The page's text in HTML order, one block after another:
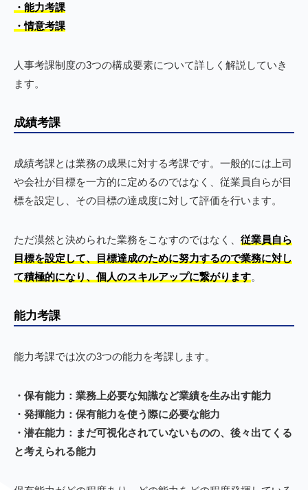
・能力考課
・情意考課
人事考課制度の3つの構成要素について詳しく解説していき
ます。
成績考課
成績考課とは業務の成果に対する考課です。一般的には上司
や会社が目標を一方的に定めるのではなく、従業員自らが目
標を設定し、その目標の達成度に対して評価を行います。
ただ漠然と決められた業務をこなすのではなく、 従業員自ら
目標を設定して、目標達成のために努力するので業務に対し
て積極的になり、個人のスキルアップに繋がります。
能力考課
能力考課では次の3つの能力を考課します。
・保有能力：業務上必要な知識など業績を生み出す能力
・発揮能力：保有能力を使う際に必要な能力
・潜在能力：まだ可視化されていないものの、後々出てくる
と考えられる能力